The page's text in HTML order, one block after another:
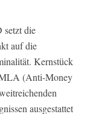
setzt die
auf die
Kernstück
(Anti-Money
ausgestattet